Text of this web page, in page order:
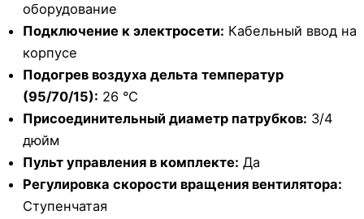
оборудование
Подключение к электросети: Кабельный ввод на
корпусе
Подогрев воздуха дельта температур
(95/70/15): 26 °С
Присоединительный диаметр патрубков: 3/4
дюйм
Пульт управления в комплекте: Да
Регулировка скорости вращения вентилятора:
Ступенчатая